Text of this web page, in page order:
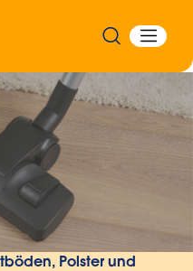
Polster und